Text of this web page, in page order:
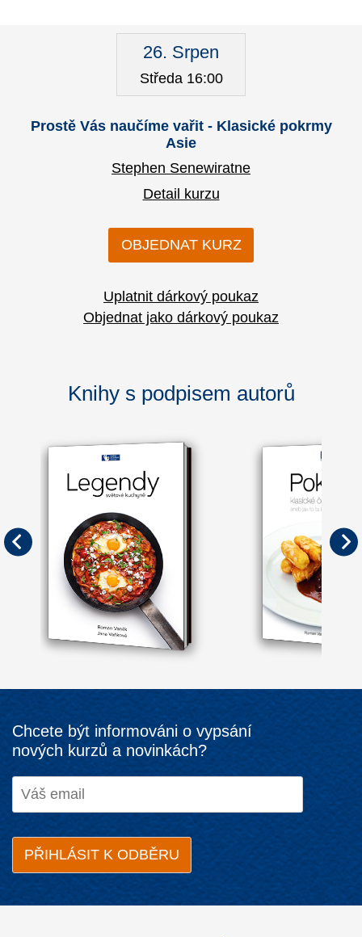
26. Srpen
Středa 16:00
Prostě Vás naučíme vařit - Klasické pokrmy
Asie
Stephen Senewiratne
Detail kurzu
OBJEDNAT KURZ
Uplatnit dárkový poukaz
Objednat jako dárkový poukaz
Knihy s podpisem autorů
Chcete být informováni o vypsání
nových kurzů a novinkách?